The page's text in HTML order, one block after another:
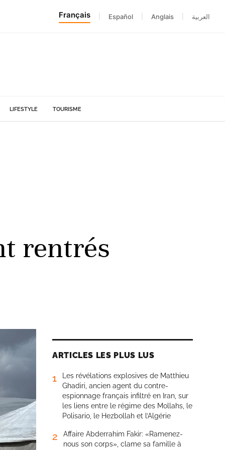
Français Español Anglais العربية
LIFESTYLE TOURISME
rentrés
ARTICLES LES PLUS LUS
1
Les révélations explosives de Matthieu
Ghadiri, ancien agent du contre-
espionnage français infiltré en Iran, sur
les liens entre le régime des Mollahs, le
Polisario, le Hezbollah et l’Algérie
2
Affaire Abderrahim Fakir: «Ramenez-
nous son corps», clame sa famille à